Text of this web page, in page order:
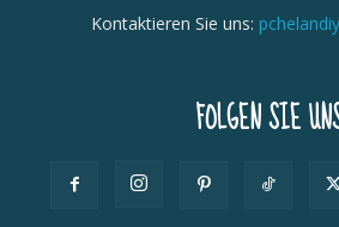
Kontaktieren Sie uns:
FOLGEN SIE